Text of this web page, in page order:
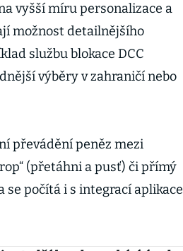
vyšší míru personalizace a
možnost detailnějšího
službu blokace DCC
výběry v zahraničí nebo
převádění peněz mezi
(přetáhni a pusť) či přímý
se počítá i s integrací aplikace